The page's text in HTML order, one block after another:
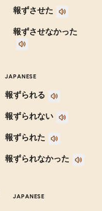
報ずさせた
報ずさせなかった
JAPANESE
報ずられる
報ずられない
報ずられた
報ずられなかった
JAPANESE